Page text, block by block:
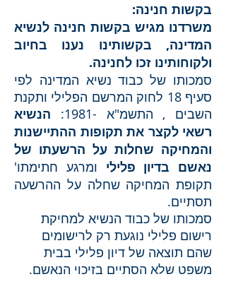
בקשות חנינה:
משרדנו מגיש בקשות חנינה לנשיא
המדינה, בקשותינו נענו בחיוב
ולקוחותינו זכו לחנינה.
סמכותו של כבוד נשיא המדינה לפי
סעיף 18 לחוק המרשם הפלילי ותקנת
השבים , התשמ"א -1981:
הנשיא
רשאי לקצר את תקופות ההתיישנות
והמחיקה שחלות על הרשעתו של
נאשם בדיון פלילי ומרגע חתימתו'
תקופת המחיקה שחלה על ההרשעה
תסתיים.
סמכותו של כבוד הנשיא למחיקת
רישום פלילי נוגעת רק לרישומים
שהם תוצאה של דיון פלילי בבית
משפט שלא הסתיים בזיכוי הנאשם.